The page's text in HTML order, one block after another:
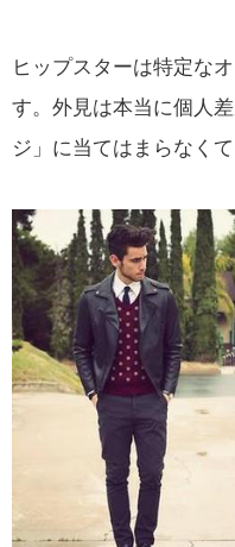
ヒップスターは特定な
す。外見は本当に個人
ジ」に当てはまらなく